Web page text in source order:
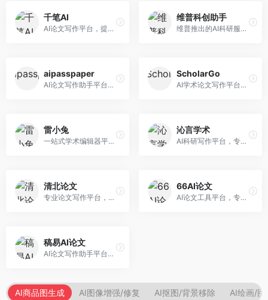
千笔AI
AI论文写作平台，提供无限改稿服务。面向高校学生和学术研究者，支持论文选题、大纲生成、内容撰写、查重修改等全流程服务，改稿次数不限，服务质量有保障。
维普科创助手
维普推出的AI科研服务平台，整合学术资源与智能写作。面向科研人员和高校师生，提供文献检索、论文写作、查重检测等一站式服务，学术资源权威可靠。
aipasspaper
AI论文写作助手平台，提供智能化的学术写作支持。面向大学生和研究人员，支持多种学科论文生成，提供参考文献管理和格式规范服务，写作效率高。
ScholarGo
AI学术论文写作平台，专注于理工科领域的逻辑构建。面向理工科研究生和科研工作者，提供公式编辑、数据分析、论文结构优化等服务，理工科写作逻辑严谨。
雷小兔
一站式学术编辑器平台，覆盖论文写作全流程。面向高校学生和科研人员，提供选题分析、文献检索、论文生成、查重降重等服务，操作流程清晰，学术写作效率显著提升。
沁言学术
AI科研写作平台，专注于学术研究辅助。面向研究生和科研工作者，提供文献分析、研究方法指导、论文撰写等服务，学术资源丰富，研究支持全面。
清北论文
专业论文写作平台，依托高校学术资源。面向本科生和研究生，提供论文指导、写作辅助、查重检测等服务，学术规范性强，适合追求高质量论文的用户。
66AI论文
AI论文工具平台，专注于高质量低查重论文生成。面向大学生和研究生，提供论文写作、降重修改等服务，生成内容原创度高，查重率低。
稿易AI论文
AI论文写作助手平台，提供智能化学术写作支持。面向高校学生，支持多种论文类型生成，提供参考文献管理和格式规范服务，操作流程简单。
AI商品图生成 AI图像增强/修复 AI抠图/背景移除 AI绘画/图